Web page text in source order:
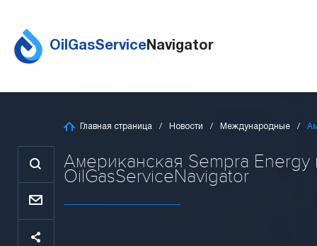
OilGasServiceNavigator
Главная страница Новости Международные
Американская Sempra
OilGasServiceNavigator